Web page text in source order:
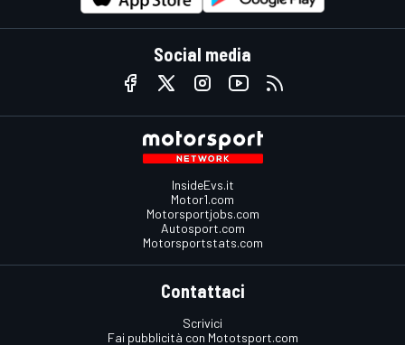
Social media
InsideEvs.it
Motor1.com
Motorsportjobs.com
Autosport.com
Motorsportstats.com
Contattaci
Scrivici
Fai pubblicità con Mototsport.com